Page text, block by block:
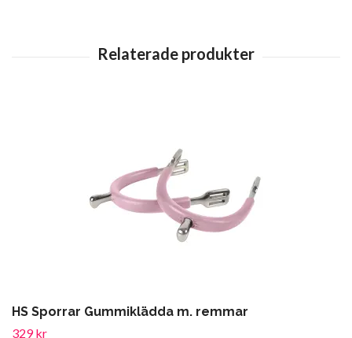
HS Sporrar Gummiklädda m. remmar
329 kr